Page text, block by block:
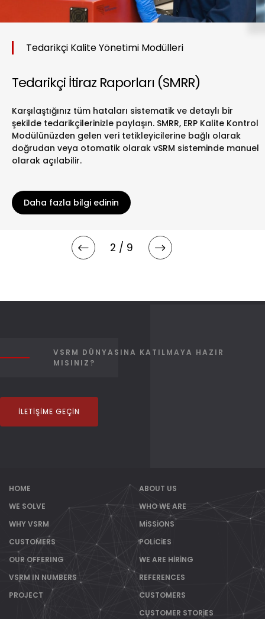
Tedarikçi Kalite Yönetimi Modülleri
Tedarikçi İtiraz Raporları (SMRR)
Karşılaştığınız tüm hataları sistematik ve detaylı bir
şekilde tedarikçilerinizle paylaşın. SMRR, ERP Kalite Kontrol
Modülünüzden gelen veri tetikleyicilerine bağlı olarak
doğrudan veya otomatik olarak vSRM sisteminde manuel
olarak açılabilir.
Daha fazla bilgi edinin
2 / 9
VSRM DÜNYASINA KATILMAYA HAZIR
MISINIZ?
İLETIŞIME GEÇIN
HOME
WE SOLVE
WHY VSRM
CUSTOMERS
OUR OFFERING
VSRM IN NUMBERS
PROJECT
ABOUT US
WHO WE ARE
MISSIONS
POLICIES
WE ARE HIRING
REFERENCES
CUSTOMERS
CUSTOMER STORIES